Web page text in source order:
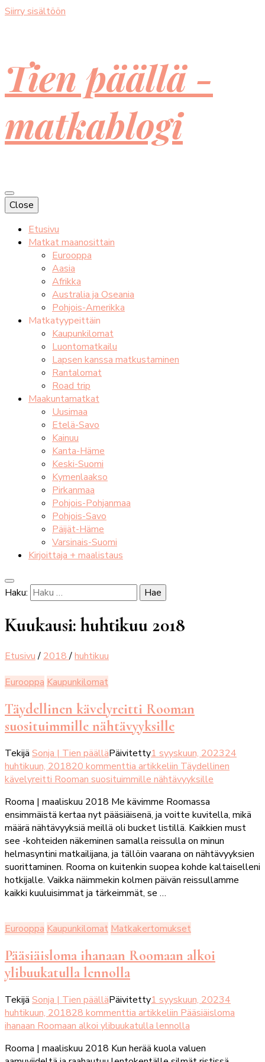
Siirry sisältöön
Tien päällä -
matkablogi
Close
Etusivu
Matkat maanosittain
Eurooppa
Aasia
Afrikka
Australia ja Oseania
Pohjois-Amerikka
Matkatyypeittäin
Kaupunkilomat
Luontomatkailu
Lapsen kanssa matkustaminen
Rantalomat
Road trip
Maakuntamatkat
Uusimaa
Etelä-Savo
Kainuu
Kanta-Häme
Keski-Suomi
Kymenlaakso
Pirkanmaa
Pohjois-Pohjanmaa
Pohjois-Savo
Päijät-Häme
Varsinais-Suomi
Kirjoittaja + maalistaus
Haku:
Kuukausi:huhtikuu 2018
Etusivu / 2018/huhtikuu
Eurooppa Kaupunkilomat
Täydellinen kävelyreitti Rooman
suosituimmille nähtävyyksille
Tekijä Sonja | Tien päälläPäivitetty1 syyskuun, 202324
huhtikuun, 201820 kommenttia artikkeliin Täydellinen
kävelyreitti Rooman suosituimmille nähtävyyksille
Rooma | maaliskuu 2018 Me kävimme Roomassa
ensimmäistä kertaa nyt pääsiäisenä, ja voitte kuvitella, mikä
määrä nähtävyyksiä meillä oli bucket listillä. Kaikkien must
see -kohteiden näkeminen samalla reissulla on minun
helmasyntini matkailijana, ja tällöin vaarana on nähtävyyksien
suorittaminen. Rooma on kuitenkin suopea kohde kaltaiselleni
hotkijalle. Vaikka näimmekin kolmen päivän reissullamme
kaikki kuuluisimmat ja tärkeimmät, se …
Eurooppa Kaupunkilomat Matkakertomukset
Pääsiäisloma ihanaan Roomaan alkoi
ylibuukatulla lennolla
Tekijä Sonja | Tien päälläPäivitetty1 syyskuun, 20234
huhtikuun, 201828 kommenttia artikkeliin Pääsiäisloma
ihanaan Roomaan alkoi ylibuukatulla lennolla
Rooma | maaliskuu 2018 Kun herää kuola valuen